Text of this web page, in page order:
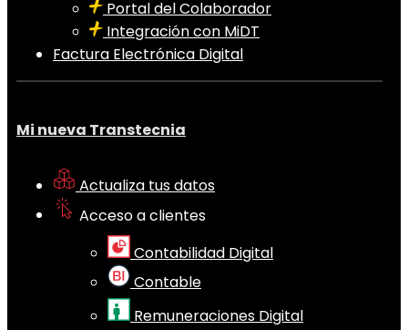
Portal del Colaborador
Integración con MiDT
Factura Electrónica Digital
Mi nueva Transtecnia
Actualiza tus datos
Acceso a clientes
Contabilidad Digital
Contable
Remuneraciones Digital